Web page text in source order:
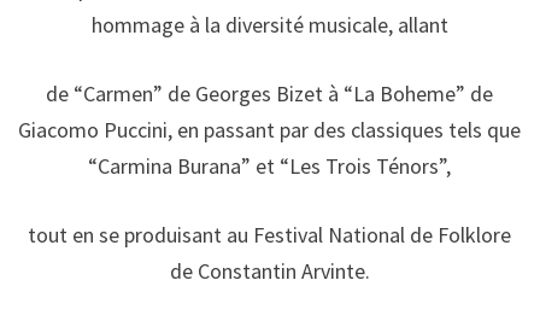
hommage à la diversité musicale, allant
de “Carmen” de Georges Bizet à “La Boheme” de
Giacomo Puccini, en passant par des classiques tels que
“Carmina Burana” et “Les Trois Ténors”,
tout en se produisant au Festival National de Folklore
de Constantin Arvinte.